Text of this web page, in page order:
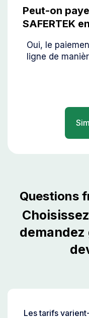
Peut-on
SAFERTEK
Oui, le
ligne de
Questions
Les tarifs